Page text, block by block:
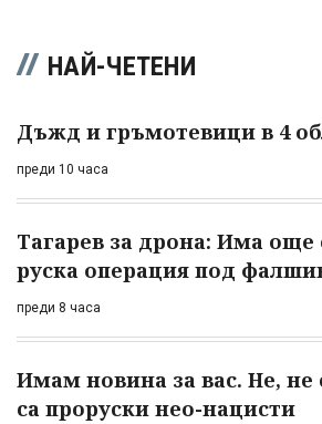
НАЙ-ЧЕТЕНИ
Дъжд и гръмотевици в 4
преди 10 часа
Тагарев за дрона: Има още
руска операция под
преди 8 часа
Имам новина за вас. Не, не
са проруски нео-нацисти